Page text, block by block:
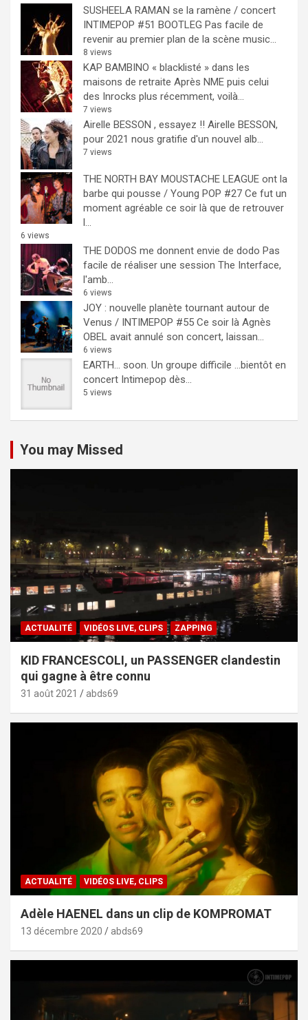
SUSHEELA RAMAN se la ramène / concert
INTIMEPOP #51 BOOTLEG Pas facile de
revenir au premier plan de la scène music...
8 views
KAP BAMBINO « blacklisté » dans les
maisons de retraite Après NME puis celui
des Inrocks plus récemment, voilà...
7 views
Airelle BESSON , essayez !! Airelle BESSON,
pour 2021 nous gratifie d'un nouvel alb...
7 views
THE NORTH BAY MOUSTACHE LEAGUE ont la
barbe qui pousse / Young POP #27 Ce fut un
moment agréable ce soir là que de retrouver
l...
6 views
THE DODOS me donnent envie de dodo Pas
facile de réaliser une session The Interface,
l'amb...
6 views
JOY : nouvelle planète tournant autour de
Venus / INTIMEPOP #55 Ce soir là Agnès
OBEL avait annulé son concert, laissan...
6 views
EARTH… soon. Un groupe difficile ...bientôt en
concert Intimepop dès...
5 views
You may Missed
ACTUALITÉ VIDÉOS LIVE, CLIPS ZAPPING
KID FRANCESCOLI, un PASSENGER clandestin
qui gagne à être connu
31 août 2021 abds69
ACTUALITÉ VIDÉOS LIVE, CLIPS
Adèle HAENEL dans un clip de KOMPROMAT
13 décembre 2020 abds69